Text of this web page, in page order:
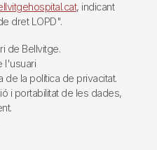
, indicant
dret LOPD".
de Bellvitge.
l'usuari
la política de privacitat.
i portabilitat de les dades,